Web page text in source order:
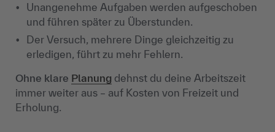
Unangenehme Aufgaben werden aufgeschoben
und führen später zu Überstunden.
Der Versuch, mehrere Dinge gleichzeitig zu
erledigen, führt zu mehr Fehlern.
Ohne klare Planung dehnst du deine Arbeitszeit
immer weiter aus – auf Kosten von Freizeit und
Erholung.